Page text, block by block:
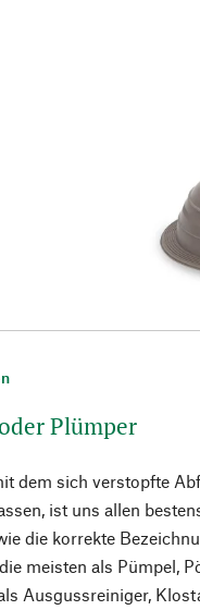
Plümper
dem sich verstopfte
ist uns allen
die korrekte
meisten als Pümpel,
Ausgussreiniger,